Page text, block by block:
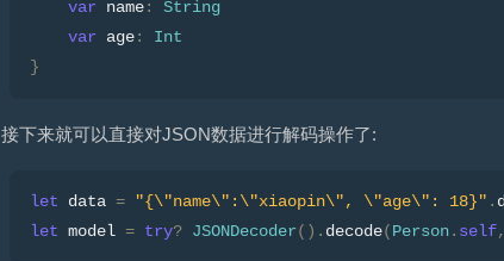
var name:
String
var age:
Int
}
接下来就可以直接对JSON数据进行解码操作了:
let data = "{\"name\":\"xiaopin\", \"age\": 18}" .
let model = try? JSONDecoder(). decode(Person. self,